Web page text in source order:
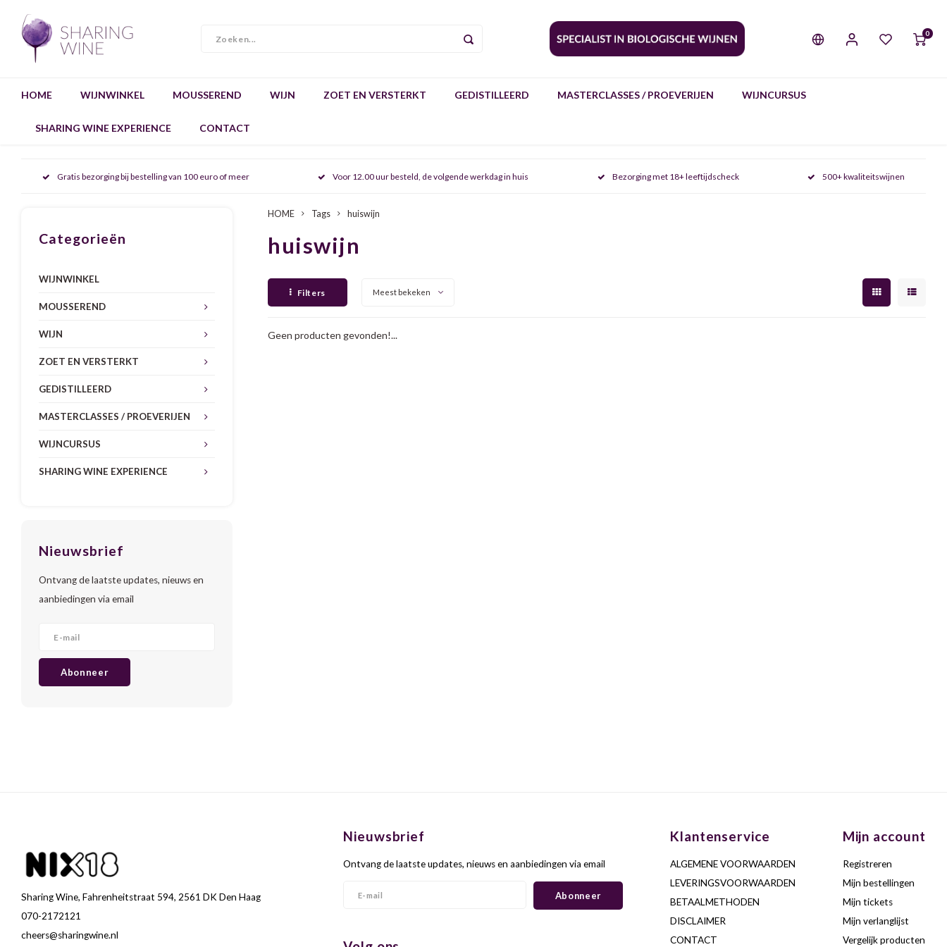
0
HOME WIJNWINKEL MOUSSEREND WIJN ZOET EN VERSTERKT GEDISTILLEERD MASTERCLASSES / PROEVERIJEN WIJNCURSUS
SHARING WINE EXPERIENCE CONTACT
Gratis bezorging bij bestelling van 100 euro of meer Voor 12.00 uur besteld, de volgende werkdag in huis Bezorging met 18+ leeftijdscheck 500+ kwaliteitswijnen
Categorieën
WIJNWINKEL
MOUSSEREND
WIJN
ZOET EN VERSTERKT
GEDISTILLEERD
MASTERCLASSES / PROEVERIJEN
WIJNCURSUS
SHARING WINE EXPERIENCE
Nieuwsbrief
Ontvang de laatste updates, nieuws en
aanbiedingen via email
Abonneer
HOME Tags huiswijn
huiswijn
Filters Meest bekeken
Geen producten gevonden!...
Sharing Wine, Fahrenheitstraat 594, 2561 DK Den Haag
070-2172121
cheers@sharingwine.nl
Nieuwsbrief
Ontvang de laatste updates, nieuws en aanbiedingen via email
Abonneer
Klantenservice
ALGEMENE VOORWAARDEN
LEVERINGSVOORWAARDEN
BETAALMETHODEN
DISCLAIMER
CONTACT
Mijn account
Registreren
Mijn bestellingen
Mijn tickets
Mijn verlanglijst
Vergelijk producten